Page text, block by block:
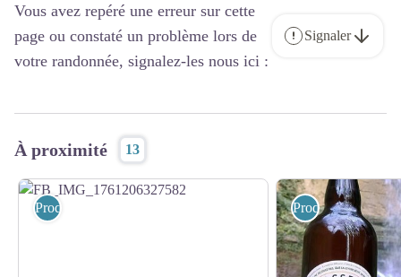
Vous avez repéré une erreur sur cette
page ou constaté un problème lors de
votre randonnée, signalez-les nous ici :
Signaler
À proximité 13
Produits du terroir - vins Produits du terroir